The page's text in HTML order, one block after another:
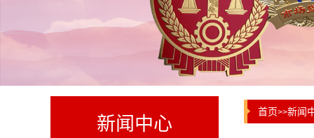
新闻中心
首页>>新闻